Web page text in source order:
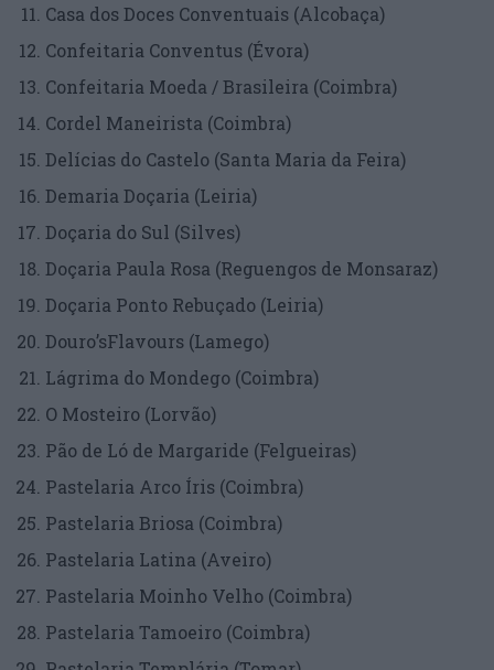
Casa dos Doces Conventuais (Alcobaça)
Confeitaria Conventus (Évora)
Confeitaria Moeda / Brasileira (Coimbra)
Cordel Maneirista (Coimbra)
Delícias do Castelo (Santa Maria da Feira)
Demaria Doçaria (Leiria)
Doçaria do Sul (Silves)
Doçaria Paula Rosa (Reguengos de Monsaraz)
Doçaria Ponto Rebuçado (Leiria)
Douro’sFlavours (Lamego)
Lágrima do Mondego (Coimbra)
O Mosteiro (Lorvão)
Pão de Ló de Margaride (Felgueiras)
Pastelaria Arco Íris (Coimbra)
Pastelaria Briosa (Coimbra)
Pastelaria Latina (Aveiro)
Pastelaria Moinho Velho (Coimbra)
Pastelaria Tamoeiro (Coimbra)